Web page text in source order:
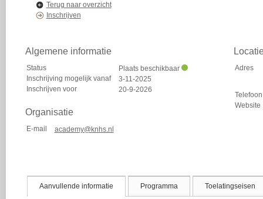
Terug naar overzicht
Inschrijven
Algemene informatie
Status
Plaats beschikbaar
Inschrijving mogelijk vanaf
3-11-2025
Inschrijven voor
20-9-2026
Organisatie
E-mail academy@knhs.nl
Adres
Telefoon
Website
Aanvullende informatie Programma Toelatingseisen